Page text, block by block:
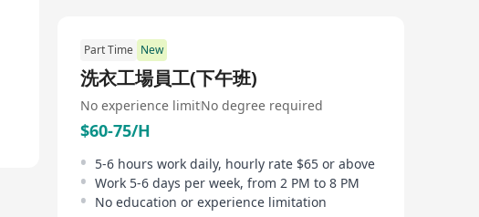
Part Time New
洗衣工場員工(下午班)
No experience limitNo degree required
$60-75/H
5-6 hours work daily, hourly rate $65 or above
Work 5-6 days per week, from 2 PM to 8 PM
No education or experience limitation